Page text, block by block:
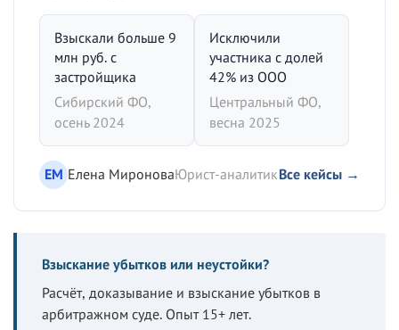
Взыскали больше 9
млн руб. с
застройщика
Сибирский ФО,
осень 2024
Исключили
участника с долей
42% из ООО
Центральный ФО,
весна 2025
ЕМ Елена МироноваЮрист-аналитикВсе кейсы →
Взыскание убытков или неустойки?
Расчёт, доказывание и взыскание убытков в
арбитражном суде. Опыт 15+ лет.